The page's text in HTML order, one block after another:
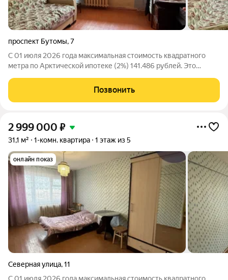
проспект Бутомы,7
С 01 июля 2026 года максимальная стоимость квадратного
метра по Арктической ипотеке (2%) 141.486 рублей. Это
Спешите пока цены вслед не выросли! Мы агентство Ваш дом!
Профессионально подбираем
Позвонить
2 999 000 ₽
31,1 м² 1-комн. квартира 1 этаж из 5
онлайн показ
Северная улица,11